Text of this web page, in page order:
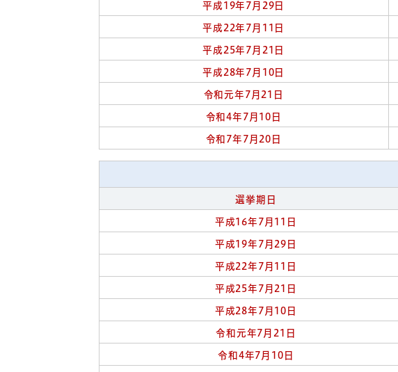
平成19年7月29日
平成22年7月11日
平成25年7月21日
平成28年7月10日
令和元年7月21日
令和4年7月10日
令和7年7月20日
選挙期日
平成16年7月11日
平成19年7月29日
平成22年7月11日
平成25年7月21日
平成28年7月10日
令和元年7月21日
令和4年7月10日